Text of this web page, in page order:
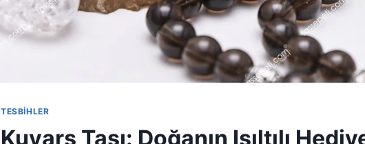
TESBİHLER
Kuvars Taşı: Doğanın Işıltılı